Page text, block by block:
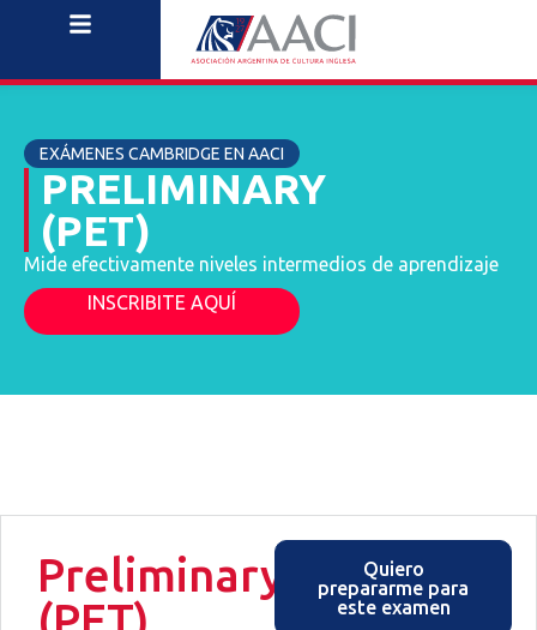
EXÁMENES CAMBRIDGE EN AACI
PRELIMINARY
(PET)
Mide efectivamente niveles intermedios de aprendizaje
INSCRIBITE AQUÍ
Preliminary
Quiero
prepararme para
este examen